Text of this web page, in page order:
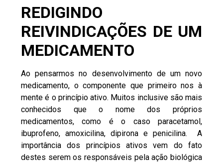
REDIGINDO
REIVINDICAÇÕES DE UM
MEDICAMENTO
Ao pensarmos no desenvolvimento de um novo
medicamento, o componente que primeiro nos à
mente é o princípio ativo. Muitos inclusive são mais
conhecidos que o nome dos próprios
medicamentos, como é o caso paracetamol,
ibuprofeno, amoxicilina, dipirona e penicilina. A
importância dos princípios ativos vem do fato
destes serem os responsáveis pela ação biológica